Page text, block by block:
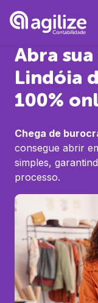
Abra
Lindóia
100%
Chega de
consegue abrir
simples,
processo.